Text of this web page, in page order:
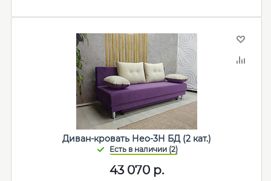
Диван-кровать Нео-3Н БД (2 кат.)
43 070 р.